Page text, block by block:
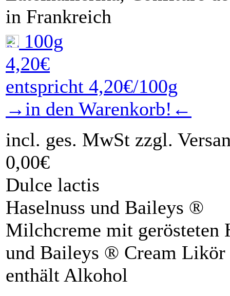
in Frankreich
100g
4,20€
entspricht 4,20€/100g
→in den Warenkorb!←
incl. ges. MwSt zzgl.
0,00€
Dulce lactis
Haselnuss und Baileys ®
Milchcreme mit gerösteten
und Baileys ® Cream Likör
enthält Alkohol